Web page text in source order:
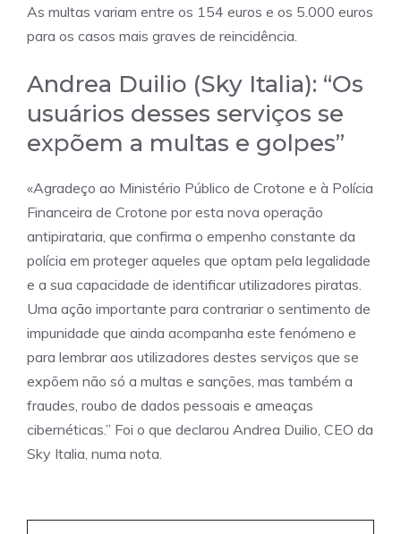
As multas variam entre os 154 euros e os 5.000 euros
para os casos mais graves de reincidência.
Andrea Duilio (Sky Italia): “Os
usuários desses serviços se
expõem a multas e golpes”
«Agradeço ao Ministério Público de Crotone e à Polícia
Financeira de Crotone por esta nova operação
antipirataria, que confirma o empenho constante da
polícia em proteger aqueles que optam pela legalidade
e a sua capacidade de identificar utilizadores piratas.
Uma ação importante para contrariar o sentimento de
impunidade que ainda acompanha este fenómeno e
para lembrar aos utilizadores destes serviços que se
expõem não só a multas e sanções, mas também a
fraudes, roubo de dados pessoais e ameaças
cibernéticas.” Foi o que declarou Andrea Duilio, CEO da
Sky Italia, numa nota.